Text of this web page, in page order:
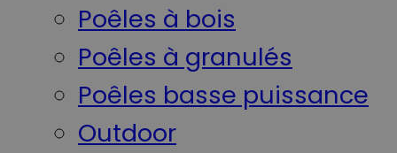
Poêles à bois
Poêles à granulés
Poêles basse puissance
Outdoor